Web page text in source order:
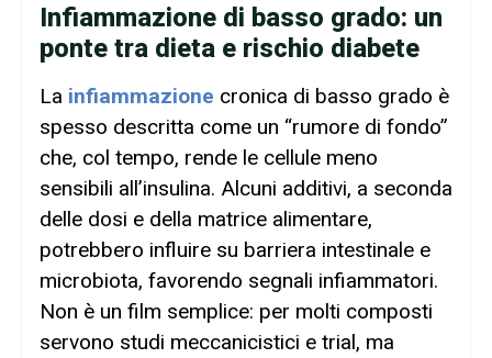
Infiammazione di basso grado: un
ponte tra dieta e rischio diabete
La infiammazione cronica di basso grado è
spesso descritta come un “rumore di fondo”
che, col tempo, rende le cellule meno
sensibili all’insulina. Alcuni additivi, a seconda
delle dosi e della matrice alimentare,
potrebbero influire su barriera intestinale e
microbiota, favorendo segnali infiammatori.
Non è un film semplice: per molti composti
servono studi meccanicistici e trial, ma